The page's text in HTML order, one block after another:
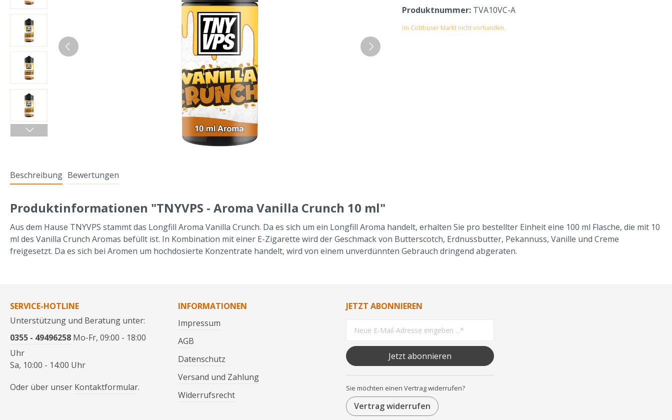
Produktnummer: TVA10VC-A
Im Cottbuser Markt nicht vorhanden.
Beschreibung Bewertungen
Produktinformationen "TNYVPS - Aroma Vanilla Crunch 10 ml"
Aus dem Hause TNYVPS stammt das Longfill Aroma Vanilla Crunch. Da es sich um ein Longfill Aroma handelt, erhalten Sie pro bestellter Einheit eine 100 ml Flasche, die mit 10
ml des Vanilla Crunch Aromas befüllt ist. In Kombination mit einer E-Zigarette wird der Geschmack von Butterscotch, Erdnussbutter, Pekannuss, Vanille und Creme
freigesetzt. Da es sich bei Aromen um hochdosierte Konzentrate handelt, wird von einem unverdünnten Gebrauch dringend abgeraten.
SERVICE-HOTLINE
Unterstützung und Beratung unter:
0355 - 49496258 Mo-Fr, 09:00 - 18:00
Uhr
Sa, 10:00 - 14:00 Uhr
Oder über unser Kontaktformular.
INFORMATIONEN
Impressum
AGB
Datenschutz
Versand und Zahlung
Widerrufsrecht
JETZT ABONNIEREN
Jetzt abonnieren
Sie möchten einen Vertrag widerrufen?
Vertrag widerrufen